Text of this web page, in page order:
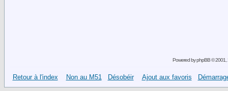
Powered byphpBB© 2001,
Retour à l'index Non au M51 Désobéir Ajout aux favoris